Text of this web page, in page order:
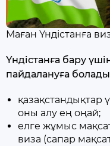
Маған Үндістанға
Үндістанға бару
пайдалануға
қазақстандықтар
оны алу ең оңай;
елге жұмыс
виза (сапар